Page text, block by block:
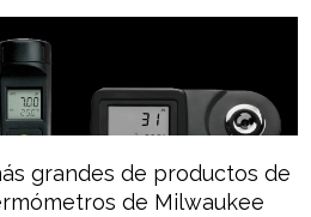
grandes de productos de
de Milwaukee